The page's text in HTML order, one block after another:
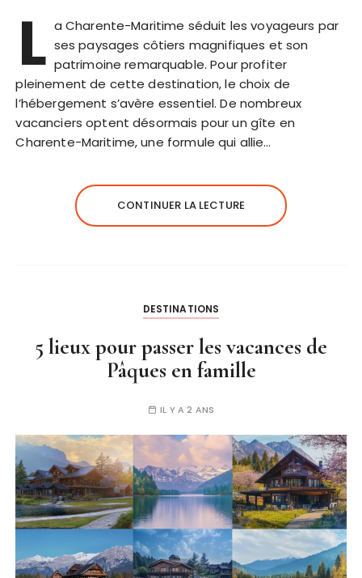
L a Charente-Maritime séduit les voyageurs par
ses paysages côtiers magnifiques et son
patrimoine remarquable. Pour profiter
pleinement de cette destination, le choix de
l’hébergement s’avère essentiel. De nombreux
vacanciers optent désormais pour un gîte en
Charente-Maritime, une formule qui allie…
CONTINUER LA LECTURE
DESTINATIONS
5 lieux pour passer les vacances de
Pâques en famille
IL Y A 2 ANS